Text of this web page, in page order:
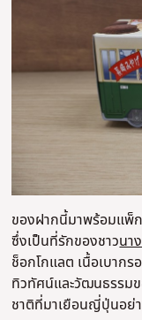
ของฝากนี้มาพร้อมแพ็
ซึ่งเป็นที่รักของชาวนา
ช็อกโกแลต เนื้อเบาก
ทิวทัศน์และวัฒนธรรม
ชาติที่มาเยือนญี่ปุ่นอย่